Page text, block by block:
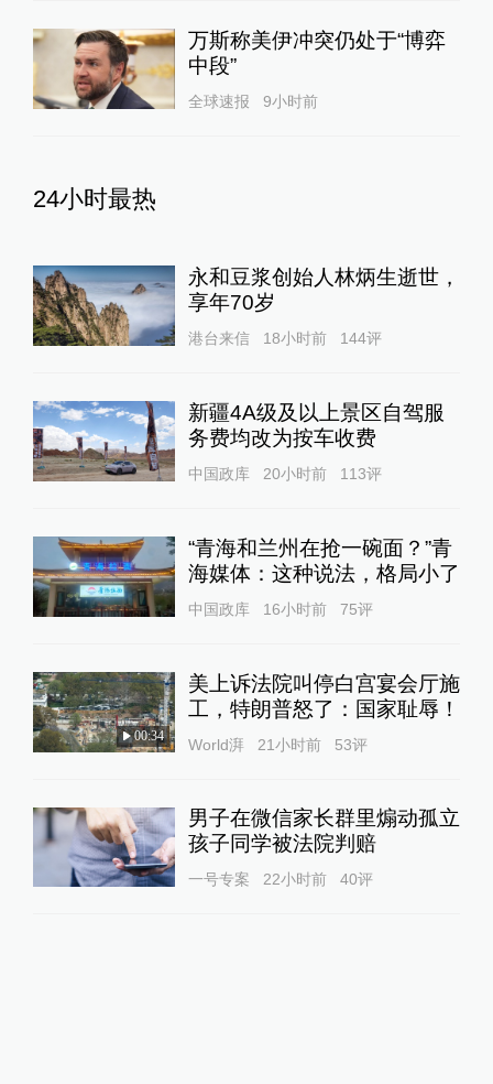
万斯称美伊冲突仍处于“博弈
中段”
全球速报 9小时前
24小时最热
永和豆浆创始人林炳生逝世，
享年70岁
港台来信 18小时前 144评
新疆4A级及以上景区自驾服
务费均改为按车收费
中国政库 20小时前 113评
“青海和兰州在抢一碗面？”青
海媒体：这种说法，格局小了
中国政库 16小时前 75评
00:34
美上诉法院叫停白宫宴会厅施
工，特朗普怒了：国家耻辱！
World湃 21小时前 53评
男子在微信家长群里煽动孤立
孩子同学被法院判赔
一号专案 22小时前 40评